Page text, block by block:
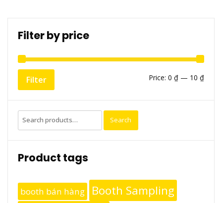
Filter by price
Min
Max
Filter Price: 0 ₫ — 10 ₫
Search
for:
Search
Product tags
booth bán hàng Booth Sampling